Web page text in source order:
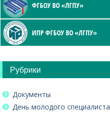
ФГБОУ ВО «ЛГПУ»
ИПР ФГБОУ ВО «ЛГПУ»
Рубрики
Документы
День молодого специалиста